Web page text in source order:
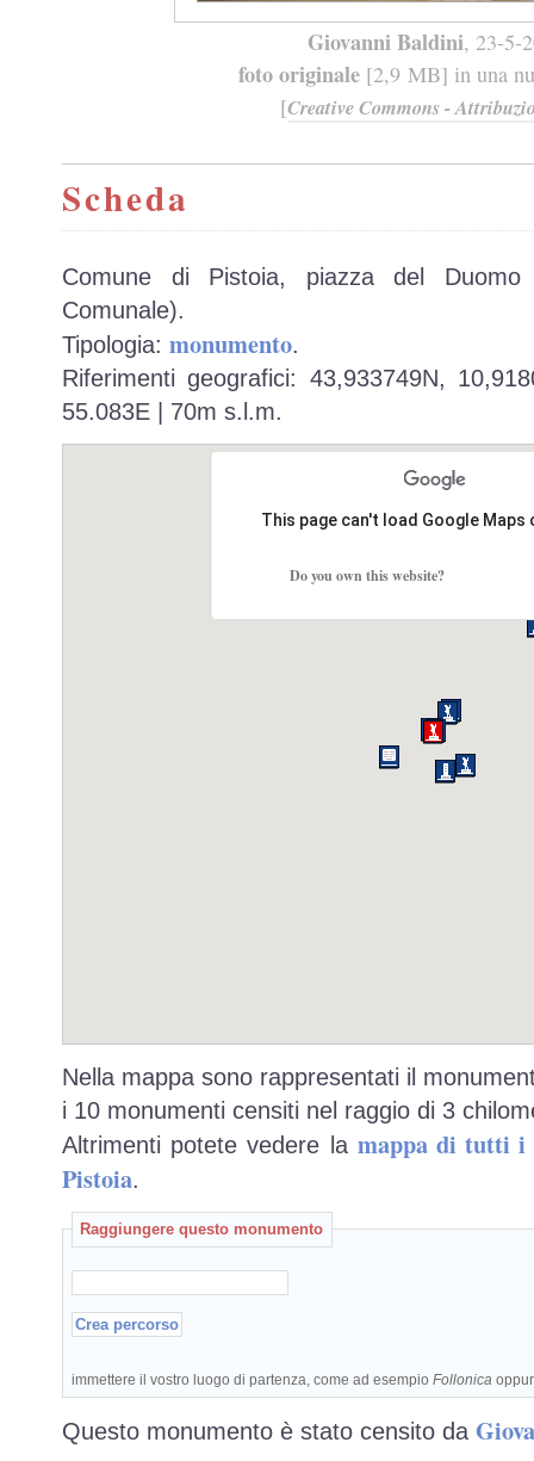
Giovanni Baldini, 23-5-
foto originale[2,9 MB] in una
[Creative Commons -
Scheda
Comune di Pistoia, piazza del Duomo
Comunale).
Tipologia: monumento.
Riferimenti geografici: 43,933749N,
55.083E | 70m s.l.m.
This page can't load Google
Do you own this website?
Nella mappa sono rappresentati il
i 10 monumenti censiti nel raggio di 3
Altrimenti potete vedere la mappa di tutti i
Pistoia.
Raggiungere questo monumento
immettere il vostro luogo di partenza, come ad esempio Follonica
Questo monumento è stato censito da